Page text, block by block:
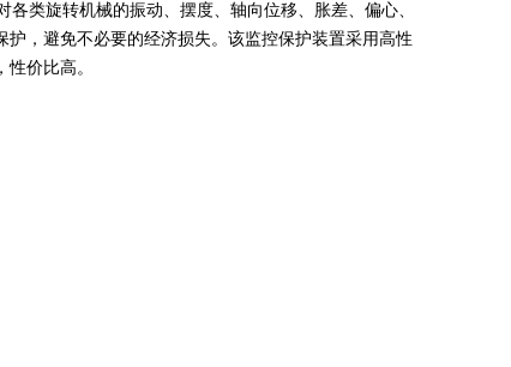
类旋转机械的振动、摆度、轴向位移、胀差、偏心、
，避免不必要的经济损失。该监控保护装置采用高性
价比高。